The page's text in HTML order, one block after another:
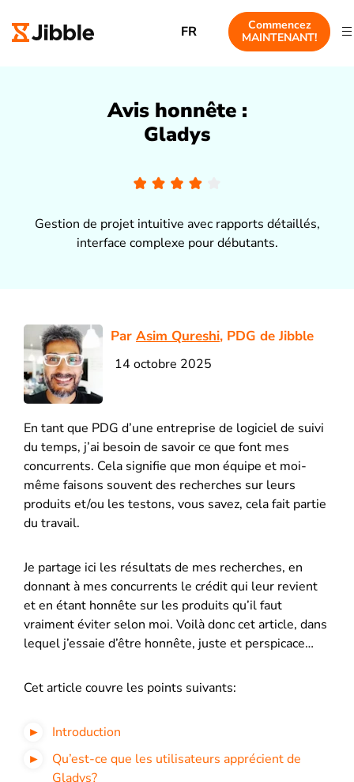
FR
Commencez
MAINTENANT!
Avis honnête :
Gladys
Gestion de projet intuitive avec rapports détaillés,
interface complexe pour débutants.
Par Asim Qureshi, PDG de Jibble
14 octobre 2025
En tant que PDG d’une entreprise de logiciel de suivi
du temps, j’ai besoin de savoir ce que font mes
concurrents. Cela signifie que mon équipe et moi-
même faisons souvent des recherches sur leurs
produits et/ou les testons, vous savez, cela fait partie
du travail.
Je partage ici les résultats de mes recherches, en
donnant à mes concurrents le crédit qui leur revient
et en étant honnête sur les produits qu’il faut
vraiment éviter selon moi. Voilà donc cet article, dans
lequel j’essaie d’être honnête, juste et perspicace…
Cet article couvre les points suivants:
Introduction
Qu’est-ce que les utilisateurs apprécient de
Gladys?